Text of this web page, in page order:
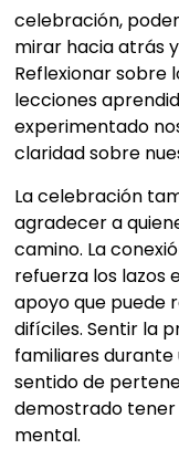
celebración,
mirar hacia atrás
Reflexionar sobre
lecciones
experimentado
claridad sobre
La celebración
agradecer a
camino. La
refuerza los lazos
apoyo que puede
difíciles. Sentir la
familiares
sentido de
demostrado tener
mental.